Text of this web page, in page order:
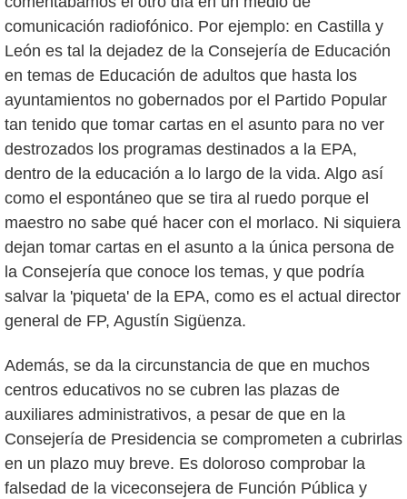
comunicación radiofónico. Por ejemplo: en Castilla y
León es tal la dejadez de la Consejería de Educación
en temas de Educación de adultos que hasta los
ayuntamientos no gobernados por el Partido Popular
tan tenido que tomar cartas en el asunto para no ver
destrozados los programas destinados a la EPA,
dentro de la educación a lo largo de la vida. Algo así
como el espontáneo que se tira al ruedo porque el
maestro no sabe qué hacer con el morlaco. Ni siquiera
dejan tomar cartas en el asunto a la única persona de
la Consejería que conoce los temas, y que podría
salvar la 'piqueta' de la EPA, como es el actual director
general de FP, Agustín Sigüenza.
Además, se da la circunstancia de que en muchos
centros educativos no se cubren las plazas de
auxiliares administrativos, a pesar de que en la
Consejería de Presidencia se comprometen a cubrirlas
en un plazo muy breve. Es doloroso comprobar la
falsedad de la viceconsejera de Función Pública y